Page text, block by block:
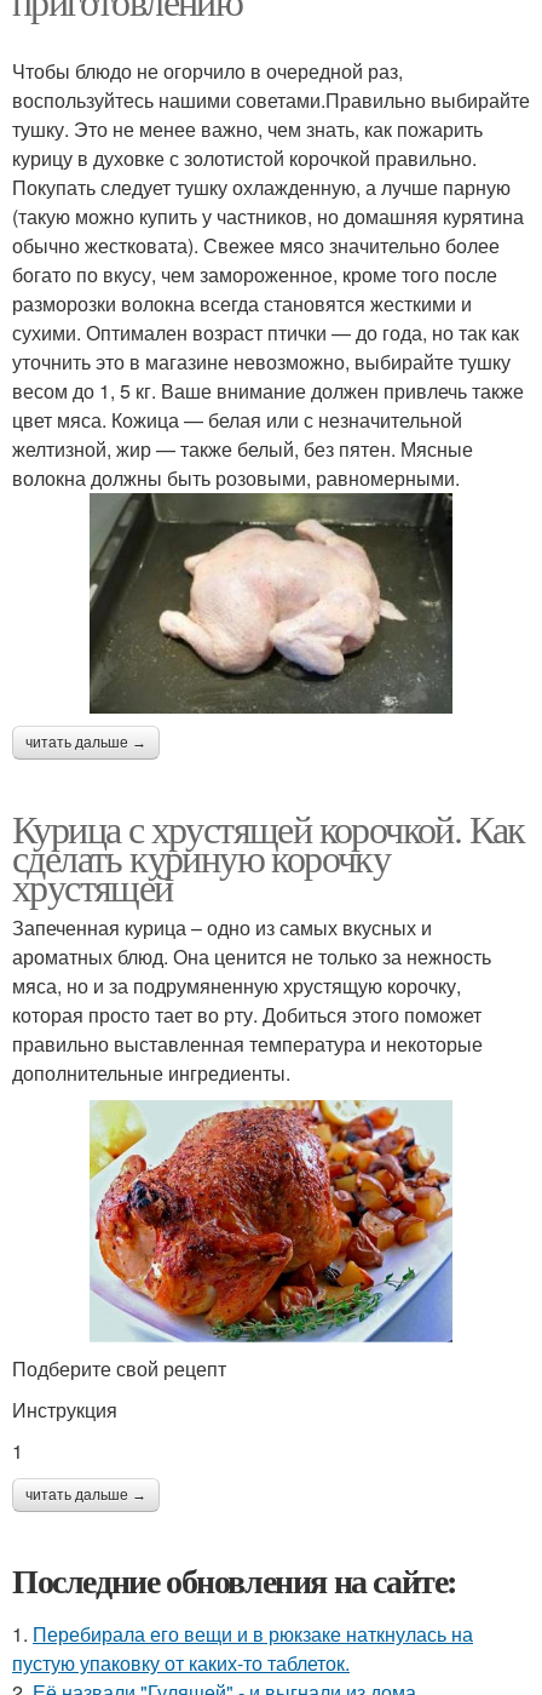
Чтобы блюдо не огорчило в очередной раз,
воспользуйтесь нашими советами.Правильно выбирайте
тушку. Это не менее важно, чем знать, как пожарить
курицу в духовке с золотистой корочкой правильно.
Покупать следует тушку охлажденную, а лучше парную
(такую можно купить у частников, но домашняя курятина
обычно жестковата). Свежее мясо значительно более
богато по вкусу, чем замороженное, кроме того после
разморозки волокна всегда становятся жесткими и
сухими. Оптимален возраст птички — до года, но так как
уточнить это в магазине невозможно, выбирайте тушку
весом до 1, 5 кг. Ваше внимание должен привлечь также
цвет мяса. Кожица — белая или с незначительной
желтизной, жир — также белый, без пятен. Мясные
волокна должны быть розовыми, равномерными.
читать дальше →
Курица с хрустящей корочкой. Как
сделать куриную корочку
хрустящей
Запеченная курица – одно из самых вкусных и
ароматных блюд. Она ценится не только за нежность
мяса, но и за подрумяненную хрустящую корочку,
которая просто тает во рту. Добиться этого поможет
правильно выставленная температура и некоторые
дополнительные ингредиенты.
Подберите свой рецепт
Инструкция
1
читать дальше →
Последние обновления на сайте:
1. Перебирала его вещи и в рюкзаке наткнулась на
пустую упаковку от каких-то таблеток.